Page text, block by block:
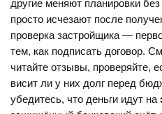
другие меняют планировки
просто исчезают после
проверка застройщика —
тем, как подписать договор.
читайте отзывы, проверяйте,
висит ли у них долг перед
убедитесь, что деньги идут на